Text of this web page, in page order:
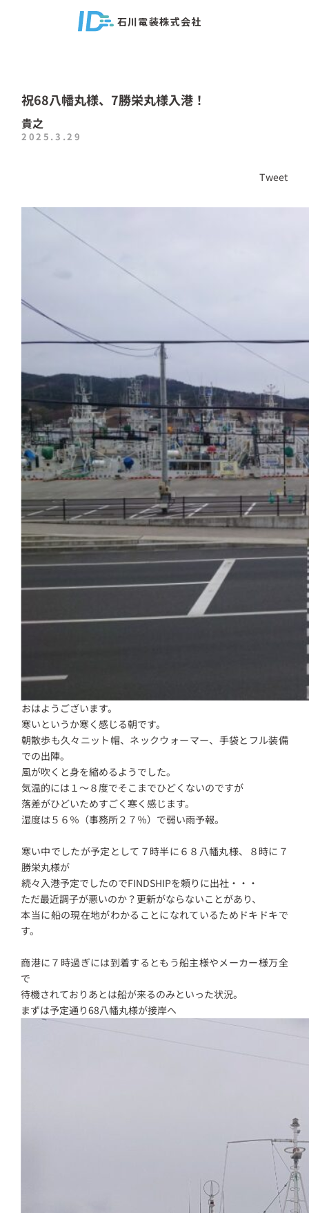
石川電装株式会社
祝68八幡丸様、7勝栄丸様入港！
貴之
2025.3.29
Tweet
おはようございます。
寒いというか寒く感じる朝です。
朝散歩も久々ニット帽、ネックウォーマー、手袋とフル装備
での出陣。
風が吹くと身を縮めるようでした。
気温的には１～８度でそこまでひどくないのですが
落差がひどいためすごく寒く感じます。
湿度は５６％（事務所２７％）で弱い雨予報。
寒い中でしたが予定として７時半に６８八幡丸様、８時に７
勝栄丸様が
続々入港予定でしたのでFINDSHIPを頼りに出社・・・
ただ最近調子が悪いのか？更新がならないことがあり、
本当に船の現在地がわかることになれているためドキドキで
す。
商港に７時過ぎには到着するともう船主様やメーカー様万全
で
待機されておりあとは船が来るのみといった状況。
まずは予定通り68八幡丸様が接岸へ